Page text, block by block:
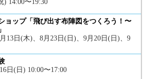
) 14:00〜19:30
ョップ「飛び出す布陣図をつくろう！〜
13日(木)、8月23日(日)、9月20日(日)、9
日(日) 10:00〜17:00